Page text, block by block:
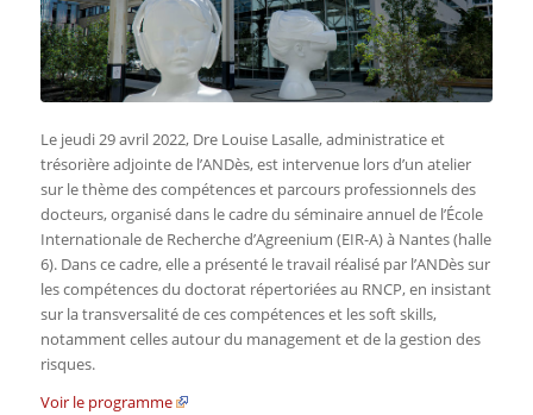
Le jeudi 29 avril 2022, Dre Louise Lasalle, administratice et
trésorière adjointe de l’ANDès, est intervenue lors d’un atelier
sur le thème des compétences et parcours professionnels des
docteurs, organisé dans le cadre du séminaire annuel de l’École
Internationale de Recherche d’Agreenium (EIR-A) à Nantes (halle
6). Dans ce cadre, elle a présenté le travail réalisé par l’ANDès sur
les compétences du doctorat répertoriées au RNCP, en insistant
sur la transversalité de ces compétences et les soft skills,
notamment celles autour du management et de la gestion des
risques.
Voir le programme